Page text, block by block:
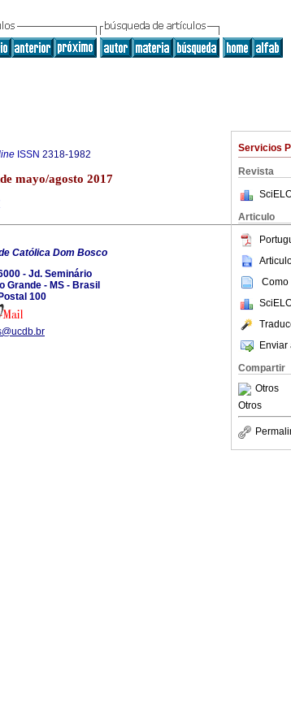
Servicios
Revista
Articulo
Como
Enviar
Compartir
Otros
Otros
ISSN 2318-1982
mayo/agosto 2017
Católica Dom Bosco
- Jd. Seminário
Grande - MS - Brasil
100